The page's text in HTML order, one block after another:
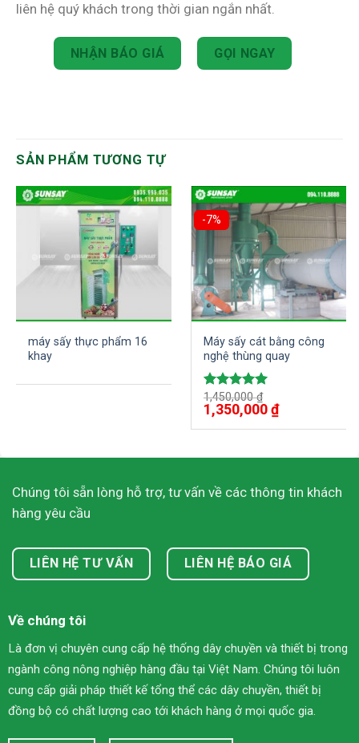
liên hệ quý khách trong thời gian ngắn nhất.
NHẬN BÁO GIÁ GỌI NGAY
SẢN PHẨM TƯƠNG TỰ
máy sấy thực phẩm 16
khay
-7%
Máy sấy cát bằng công
nghệ thùng quay
Được xếp
hạng5.00
1,450,000₫
1,350,000₫
Chúng tôi sẵn lòng hỗ trợ, tư vấn về các thông tin khách
hàng yêu cầu
LIÊN HỆ TƯ VẤN LIÊN HỆ BÁO GIÁ
Về chúng tôi
Là đơn vị chuyên cung cấp hệ thống dây chuyền và thiết bị trong
ngành công nông nghiệp hàng đầu tại Việt Nam. Chúng tôi luôn
cung cấp giải pháp thiết kế tổng thể các dây chuyền, thiết bị
đồng bộ có chất lượng cao tới khách hàng ở mọi quốc gia.